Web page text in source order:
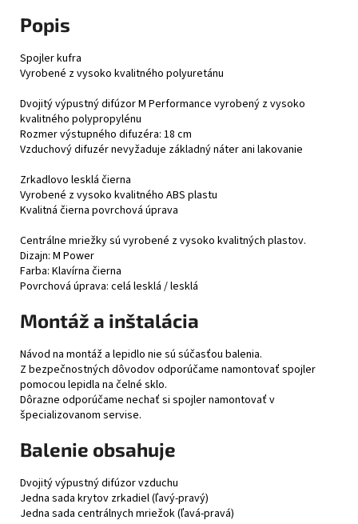
Popis
Spojler kufra
Vyrobené z vysoko kvalitného polyuretánu
Dvojitý výpustný difúzor M Performance vyrobený z vysoko
kvalitného polypropylénu
Rozmer výstupného difuzéra: 18 cm
Vzduchový difuzér nevyžaduje základný náter ani lakovanie
Zrkadlovo lesklá čierna
Vyrobené z vysoko kvalitného ABS plastu
Kvalitná čierna povrchová úprava
Centrálne mriežky sú vyrobené z vysoko kvalitných plastov.
Dizajn: M Power
Farba: Klavírna čierna
Povrchová úprava: celá lesklá / lesklá
Montáž a inštalácia
Návod na montáž a lepidlo nie sú súčasťou balenia.
Z bezpečnostných dôvodov odporúčame namontovať spojler
pomocou lepidla na čelné sklo.
Dôrazne odporúčame nechať si spojler namontovať v
špecializovanom servise.
Balenie obsahuje
Dvojitý výpustný difúzor vzduchu
Jedna sada krytov zrkadiel (ľavý-pravý)
Jedna sada centrálnych mriežok (ľavá-pravá)